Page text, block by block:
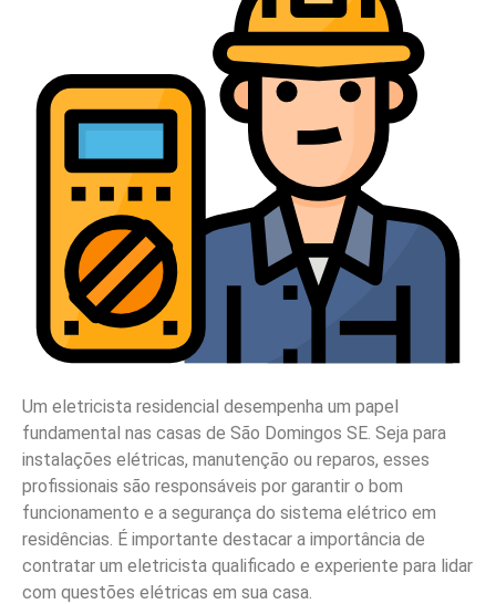
Um eletricista residencial desempenha um papel
fundamental nas casas de São Domingos SE. Seja para
instalações elétricas, manutenção ou reparos, esses
profissionais são responsáveis por garantir o bom
funcionamento e a segurança do sistema elétrico em
residências. É importante destacar a importância de
contratar um eletricista qualificado e experiente para lidar
com questões elétricas em sua casa.